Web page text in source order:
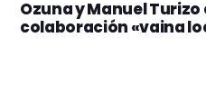
Ozuna y Manuel
colaboración «vaina